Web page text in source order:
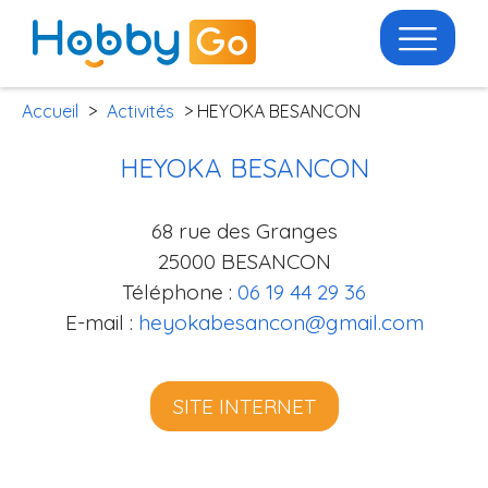
Accueil > Activités > HEYOKA BESANCON
HEYOKA BESANCON
68 rue des Granges
25000 BESANCON
Téléphone : 06 19 44 29 36
E-mail : heyokabesancon@gmail.com
SITE INTERNET